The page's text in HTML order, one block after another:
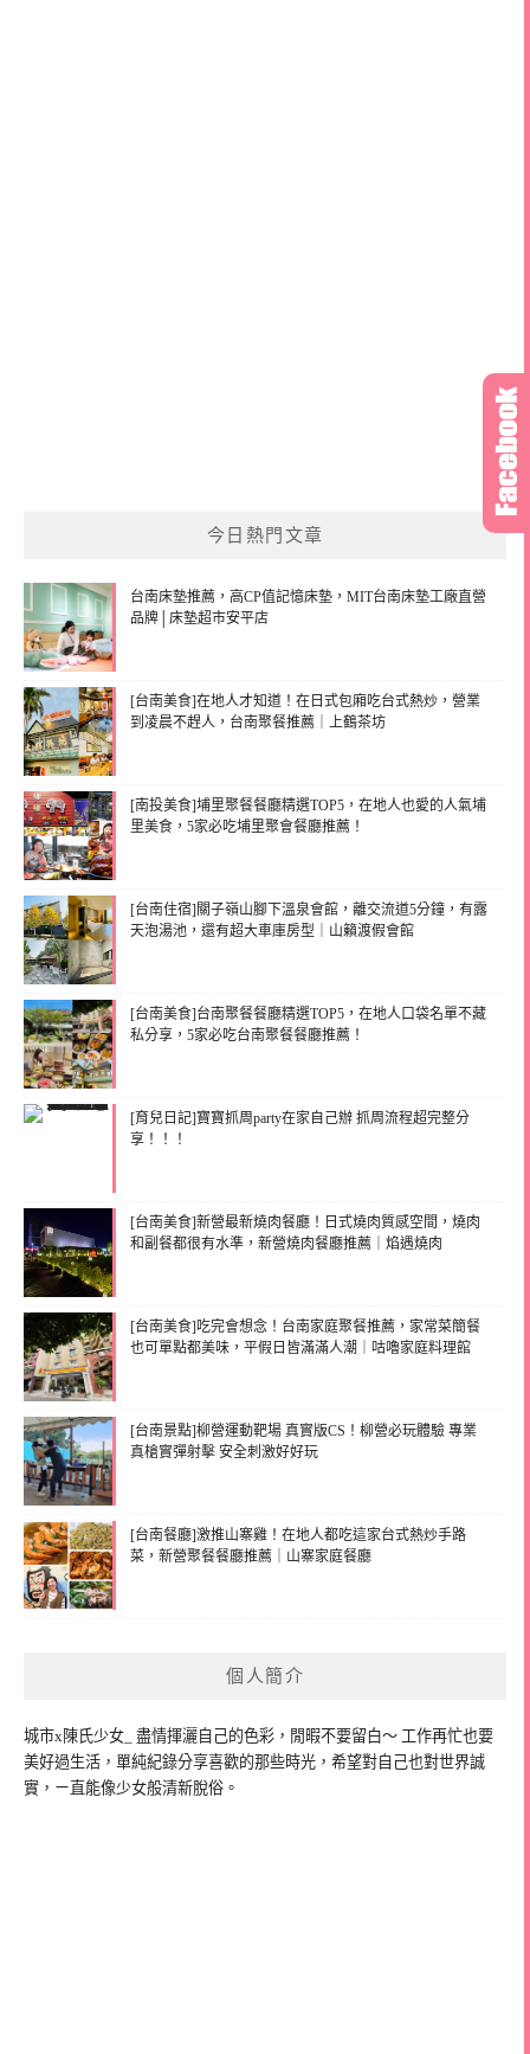
今日熱門文章
台南床墊推薦，高CP值記憶床墊，MIT台南床墊工廠直營
品牌│床墊超市安平店
[台南美食]在地人才知道！在日式包廂吃台式熱炒，營業
到凌晨不趕人，台南聚餐推薦｜上鶴茶坊
[南投美食]埔里聚餐餐廳精選TOP5，在地人也愛的人氣埔
里美食，5家必吃埔里聚會餐廳推薦！
[台南住宿]關子嶺山腳下溫泉會館，離交流道5分鐘，有露
天泡湯池，還有超大車庫房型｜山籟渡假會館
[台南美食]台南聚餐餐廳精選TOP5，在地人口袋名單不藏
私分享，5家必吃台南聚餐餐廳推薦！
[育兒日記]寶寶抓周party在家自己辦 抓周流程超完整分
享！！！
[台南美食]新營最新燒肉餐廳！日式燒肉質感空間，燒肉
和副餐都很有水準，新營燒肉餐廳推薦｜焰遇燒肉
[台南美食]吃完會想念！台南家庭聚餐推薦，家常菜簡餐
也可單點都美味，平假日皆滿滿人潮｜咕嚕家庭料理館
[台南景點]柳營運動靶場 真實版CS！柳營必玩體驗 專業
真槍實彈射擊 安全刺激好好玩
[台南餐廳]激推山寨雞！在地人都吃這家台式熱炒手路
菜，新營聚餐餐廳推薦｜山寨家庭餐廳
個人簡介
城市x陳氏少女_ 盡情揮灑自己的色彩，閒暇不要留白～ 工作再忙也要
美好過生活，單純紀錄分享喜歡的那些時光，希望對自己也對世界誠
實，ㄧ直能像少女般清新脫俗。